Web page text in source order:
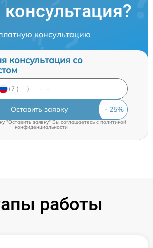
консультацию
консультация со
Оставить заявку
"Оставить заявку" Вы соглашаетесь cполитикой
конфиденциальности
работы